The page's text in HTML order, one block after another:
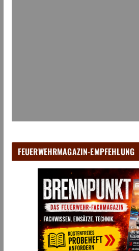
FEUERWEHRMAGAZIN-EMPFEHLUNG